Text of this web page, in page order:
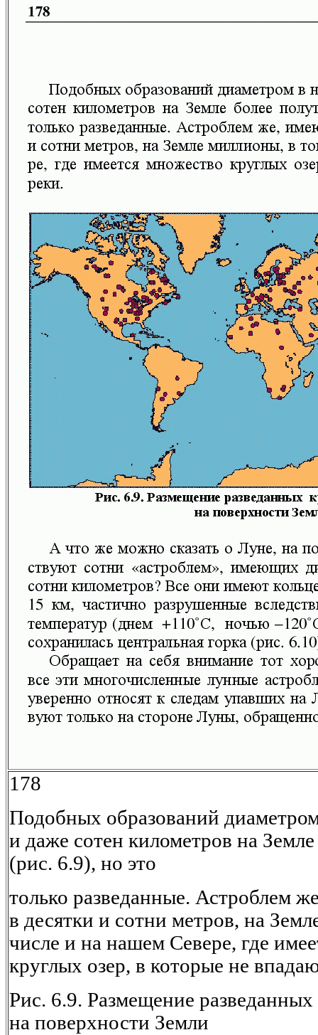
178
Подобных образований
и даже сотен километров на
(рис. 6.9), но это
только разведанные. Астроблем
в десятки и сотни метров, на
числе и на нашем Севере, где
круглых озер, в которые не
Рис. 6.9. Размещение
на поверхности Земли